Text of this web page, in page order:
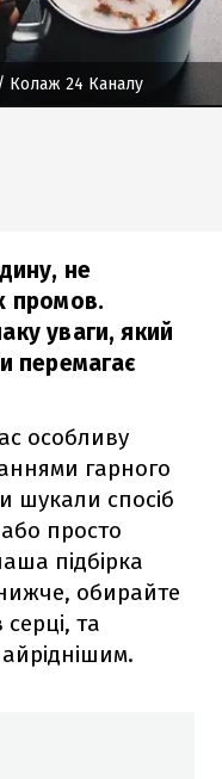
Колаж 24 Каналу
не
промов.
уваги, який
перемагає
особливу
гарного
шукали спосіб
просто
підбірка
обирайте
серці, та